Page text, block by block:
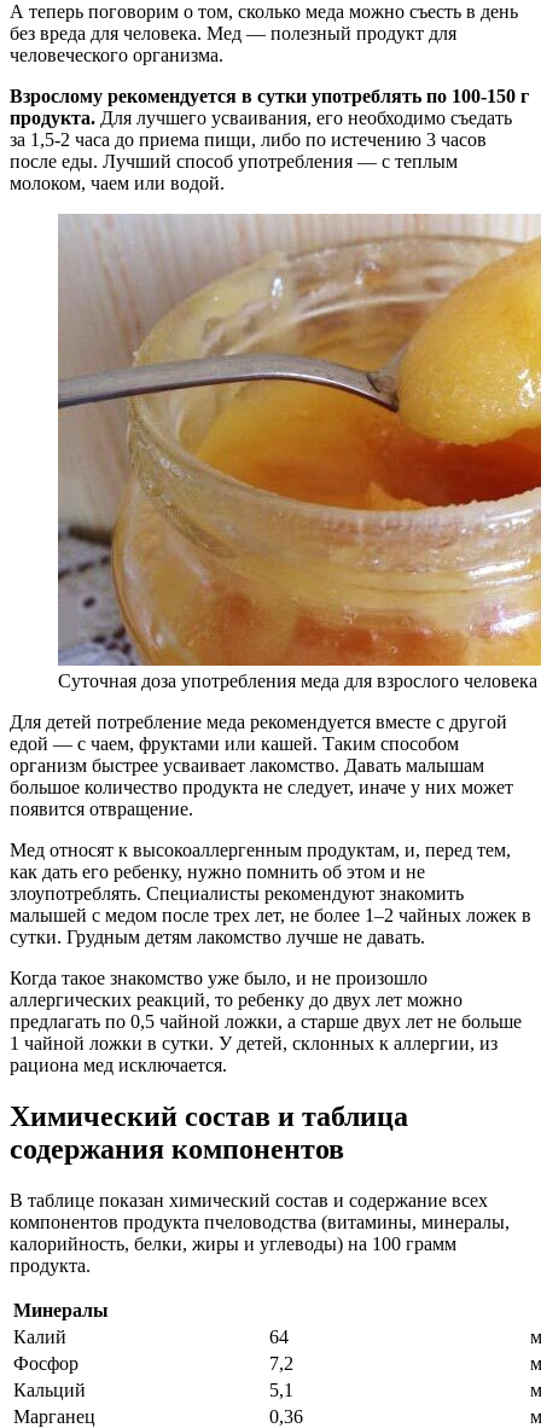
А теперь поговорим о том, сколько меда можно съесть в день
без вреда для человека. Мед — полезный продукт для
человеческого организма.
Взрослому рекомендуется в сутки употреблять по 100-150 г
продукта. Для лучшего усваивания, его необходимо съедать
за 1,5-2 часа до приема пищи, либо по истечению 3 часов
после еды. Лучший способ употребления — с теплым
молоком, чаем или водой.
Суточная доза употребления меда для взрослого
Для детей потребление меда рекомендуется вместе с другой
едой — с чаем, фруктами или кашей. Таким способом
организм быстрее усваивает лакомство. Давать малышам
большое количество продукта не следует, иначе у них может
появится отвращение.
Мед относят к высокоаллергенным продуктам, и, перед тем,
как дать его ребенку, нужно помнить об этом и не
злоупотреблять. Специалисты рекомендуют знакомить
малышей с медом после трех лет, не более 1–2 чайных ложек в
сутки. Грудным детям лакомство лучше не давать.
Когда такое знакомство уже было, и не произошло
аллергических реакций, то ребенку до двух лет можно
предлагать по 0,5 чайной ложки, а старше двух лет не больше
1 чайной ложки в сутки. У детей, склонных к аллергии, из
рациона мед исключается.
Химический состав и таблица
содержания компонентов
В таблице показан химический состав и содержание всех
компонентов продукта пчеловодства (витамины, минералы,
калорийность, белки, жиры и углеводы) на 100 грамм
продукта.
Минералы
Калий
64
Фосфор
7,2
Кальций
5,1
Марганец
0,36